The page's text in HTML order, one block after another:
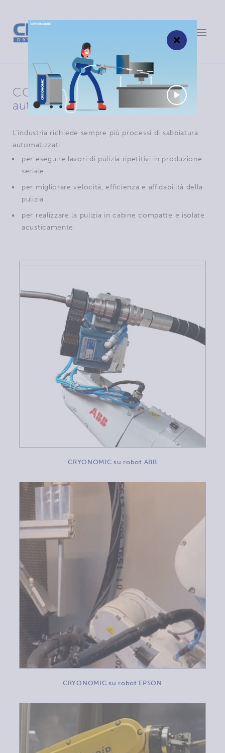
Toggle
COB71A per la criosabbiatura
automatizzata
L'industria richiede sempre più processi di sabbiatura
automatizzati
per eseguire lavori di pulizia ripetitivi in produzione
seriale
per migliorare velocità, efficienza e affidabilità della
pulizia
per realizzare la pulizia in cabine compatte e isolate
acusticamente
CRYONOMIC su robot ABB
CRYONOMIC su robot EPSON
×